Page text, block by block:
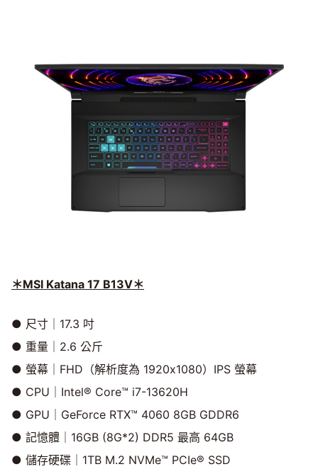
＊MSI Katana 17 B13V＊
● 尺寸｜17.3 吋
● 重量｜2.6 公斤
● 螢幕｜FHD（解析度為 1920x1080）IPS 螢幕
● CPU｜Intel® Core™ i7-13620H
● GPU｜GeForce RTX™ 4060 8GB GDDR6
● 記憶體｜16GB (8G*2) DDR5 最高 64GB
● 儲存硬碟｜1TB M.2 NVMe™ PCIe® SSD